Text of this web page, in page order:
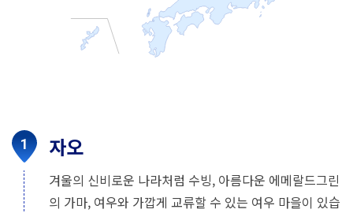
자오
겨울의 신비로운 나라처럼 수빙, 아름다운 에메랄드그린
의 가마, 여우와 가깝게 교류할 수 있는 여우 마을이 있습